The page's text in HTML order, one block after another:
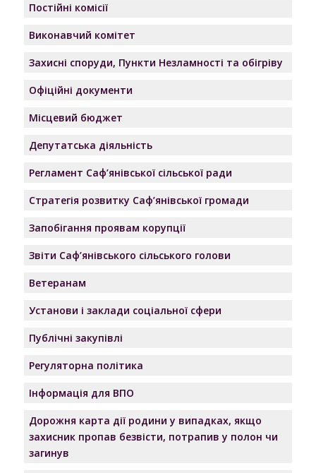
Постійні комісії
Виконавчий комітет
Захисні споруди, Пункти Незламності та обігріву
Офіційні документи
Місцевий бюджет
Депутатська діяльність
Регламент Саф’янівської сільської ради
Стратегія розвитку Саф’янівської громади
Запобігання проявам корупції
Звіти Саф’янівського сільського голови
Ветеранам
Установи і заклади соціальної сфери
Публічні закупівлі
Регуляторна політика
Інформація для ВПО
Дорожня карта дії родини у випадках, якщо
захисник пропав безвісти, потрапив у полон чи
загинув